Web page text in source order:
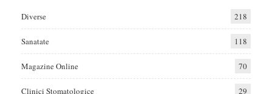
Diverse 218
Sanatate 118
Magazine Online 70
Clinici Stomatologice 29